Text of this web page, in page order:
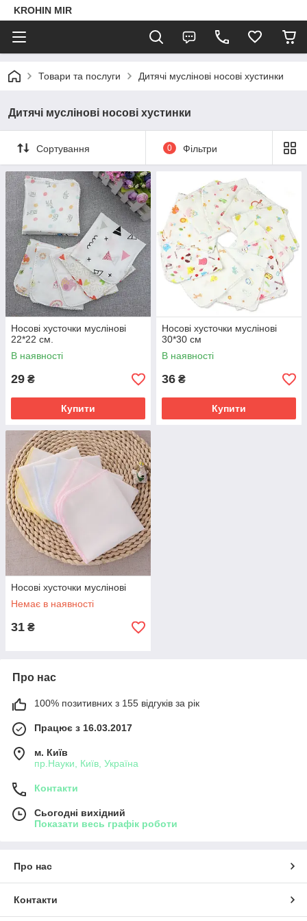
KROHIN MIR
Товари та послуги Дитячі муслінові носові хустинки
Дитячі муслінові носові хустинки
Сортування 0 Фільтри
Носові хусточки муслінові
22*22 см.
В наявності
29 ₴
Купити
Носові хусточки муслінові
30*30 см
В наявності
36 ₴
Купити
Носові хусточки муслінові
Немає в наявності
31 ₴
Про нас
100% позитивних з 155 відгуків за рік
Працює з 16.03.2017
м. Київ
пр.Науки, Київ, Україна
Контакти
Сьогодні вихідний
Показати весь графік роботи
Про нас
Контакти